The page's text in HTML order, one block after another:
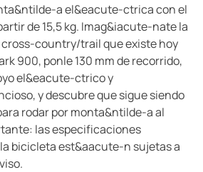
a el&eacute-ctrica con el
de 15,5 kg. Imag&iacute-nate la
country/trail que existe hoy
900, ponle 130 mm de recorrido,
el&eacute-ctrico y
y descubre que sigue siendo
rodar por monta&ntilde-a al
las especificaciones
bicicleta est&aacute-n sujetas a